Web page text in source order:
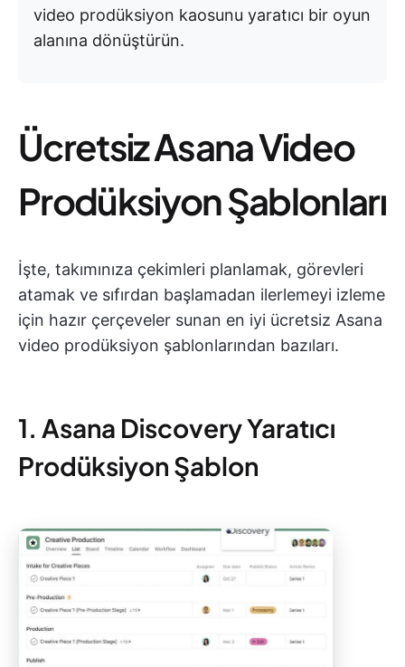
video prodüksiyon kaosunu yaratıcı bir oyun
alanına dönüştürün.
Ücretsiz Asana Video
Prodüksiyon Şablonları
İşte, takımınıza çekimleri planlamak, görevleri
atamak ve sıfırdan başlamadan ilerlemeyi izleme
için hazır çerçeveler sunan en iyi ücretsiz Asana
video prodüksiyon şablonlarından bazıları.
1. Asana Discovery Yaratıcı
Prodüksiyon Şablon